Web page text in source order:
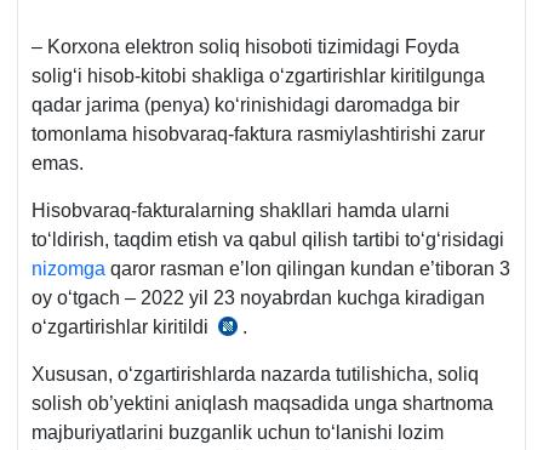
– Korхona elektron soliq hisoboti tizimidagi Foyda
soligʻi hisob-kitobi shakliga oʻzgartirishlar kiritilgunga
qadar jarima (penya) koʻrinishidagi daromadga bir
tomonlama hisobvaraq-faktura rasmiylashtirishi zarur
emas.
Hisobvaraq-fakturalarning shakllari hamda ularni
toʻldirish, taqdim etish va qabul qilish tartibi toʻgʻrisidagi
nizomga qaror rasman e’lon qilingan kundan e’tiboran 3
oy oʻtgach – 2022 yil 23 noyabrdan kuchga kiradigan
oʻzgartirishlar kiritildi
22.08.2022
.
Xususan, oʻzgartirishlarda nazarda tutilishicha, soliq
solish ob’yektini aniqlash maqsadida unga shartnoma
majburiyatlarini buzganlik uchun toʻlanishi lozim